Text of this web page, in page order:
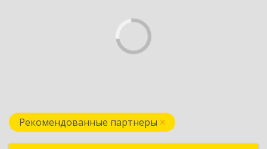
Рекомендованные партнеры